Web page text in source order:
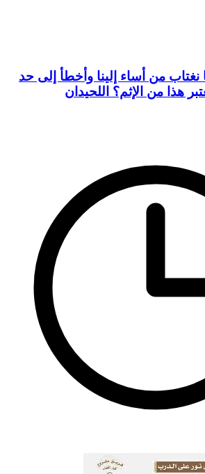
نغتاب من أساء إلينا وأخطأ إلى حد
هذا من الإثم؟ اللحيدان